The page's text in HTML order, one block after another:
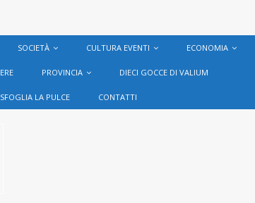
SOCIETÀ CULTURA EVENTI ECONOMIA
PROVINCIA DIECI GOCCE DI VALIUM
SFOGLIA LA PULCE CONTATTI